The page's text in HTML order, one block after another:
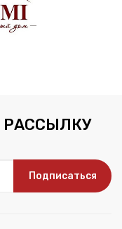
РАССЫЛКУ
Подписаться